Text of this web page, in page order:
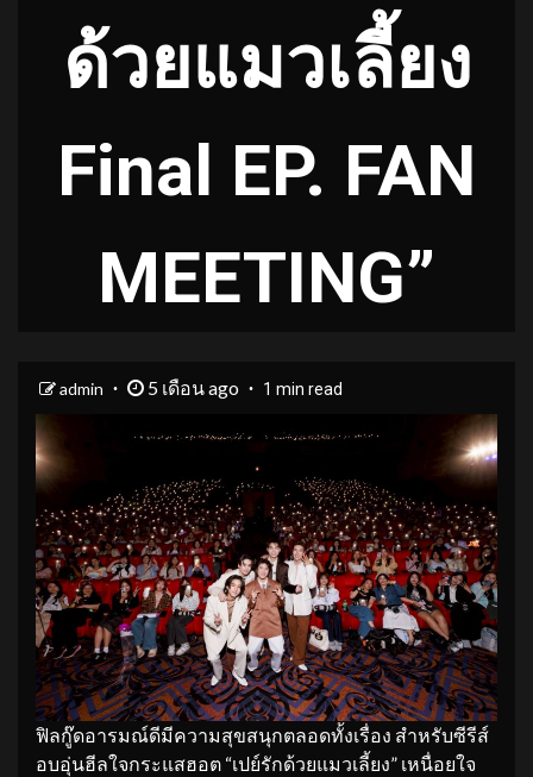
ด้วยแมวเลี้ยง
Final EP. FAN
MEETING”
admin 5 เดือน ago 1 min read
ฟิลกู๊ดอารมณ์ดีมีความสุขสนุกตลอดทั้งเรื่อง สำหรับซีรีส์
อบอุ่นฮีลใจกระแสฮอต “เปย์รักด้วยแมวเลี้ยง” เหนื่อยใจ